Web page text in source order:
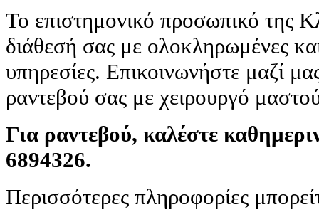
Το επιστημονικό προσωπικό της
διάθεσή σας με ολοκληρωμένες
υπηρεσίες. Επικοινωνήστε μαζί
ραντεβού σας με χειρουργό
Για ραντεβού, καλέστε
6894326.
Περισσότερες πληροφορίες